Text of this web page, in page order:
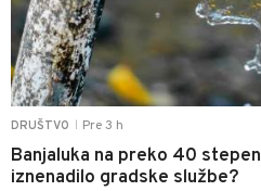
DRUŠTVO Pre 3 h
Banjaluka na preko 40
iznenadilo gradske službe?